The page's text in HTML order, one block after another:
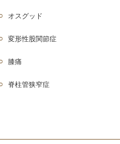
オスグッド
変形性股関節症
膝痛
脊柱管狭窄症